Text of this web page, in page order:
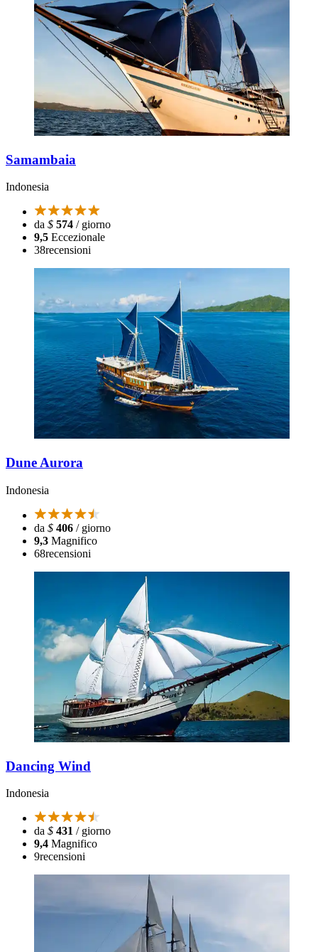
Samambaia
Indonesia
da $ 574 / giorno
9,5 Eccezionale
38recensioni
Dune Aurora
Indonesia
da $ 406 / giorno
9,3 Magnifico
68recensioni
Dancing Wind
Indonesia
da $ 431 / giorno
9,4 Magnifico
9recensioni